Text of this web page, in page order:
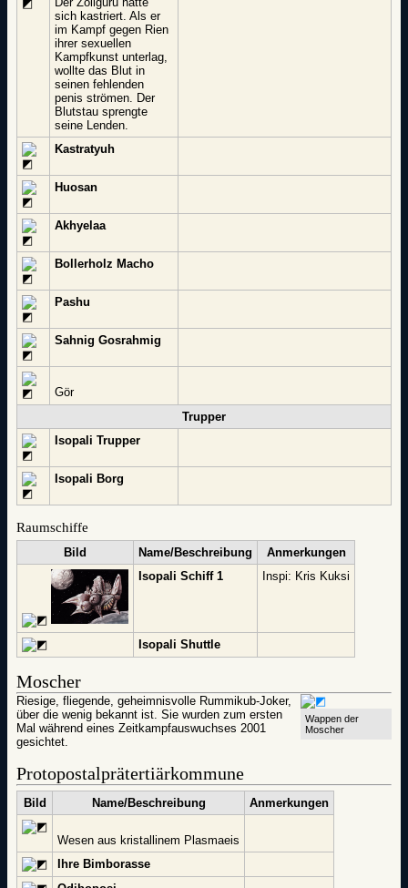
sich kastriert. Als er
im Kampf gegen Rien
ihrer sexuellen
Kampfkunst unterlag,
wollte das Blut in
seinen fehlenden
penis strömen. Der
Blutstau sprengte
seine Lenden.
Kastratyuh
Huosan
Akhyelaa
Bollerholz Macho
Pashu
Sahnig Gosrahmig
Gör
Trupper
Isopali Trupper
Isopali Borg
Raumschiffe
Bild Name/Beschreibung
Anmerkungen
Isopali Schiff 1
Inspi: Kris Kuksi
Isopali Shuttle
Moscher
Wappen der
Moscher
Riesige, fliegende, geheimnisvolle Rummikub-Joker,
über die wenig bekannt ist. Sie wurden zum ersten
Mal während eines Zeitkampfauswuchses 2001
gesichtet.
Protopostalprätertiärkommune
Bild Name/Beschreibung Anmerkungen
Wesen aus kristallinem Plasmaeis
Ihre Bimborasse